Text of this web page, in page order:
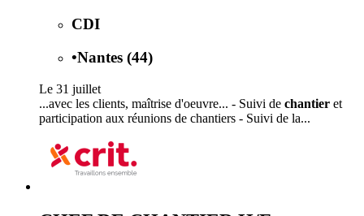
CDI
•Nantes (44)
Le 31 juillet
...avec les clients, maîtrise d'oeuvre... - Suivi de chantier et
participation aux réunions de chantiers - Suivi de la...